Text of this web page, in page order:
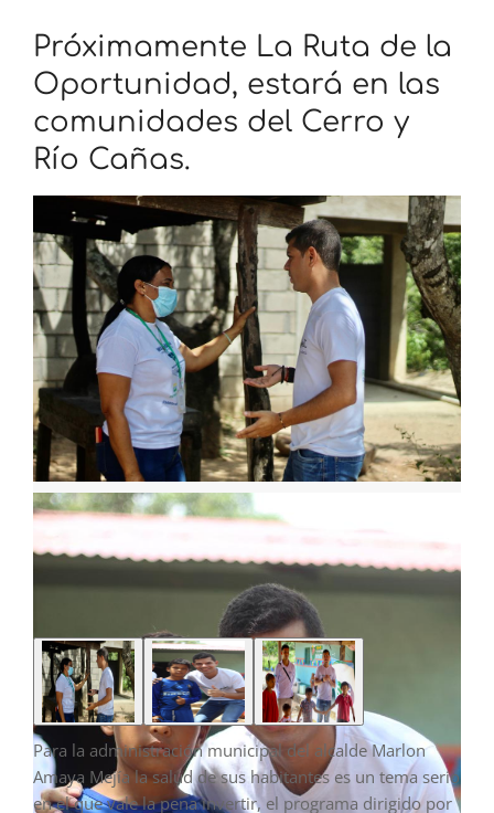
Próximamente La Ruta de la
Oportunidad, estará en las
comunidades del Cerro y
Río Cañas.
Para la administración municipal del alcalde Marlon
Amaya Mejía la salud de sus habitantes es un tema serio
en el que vale la pena invertir, el programa dirigido por